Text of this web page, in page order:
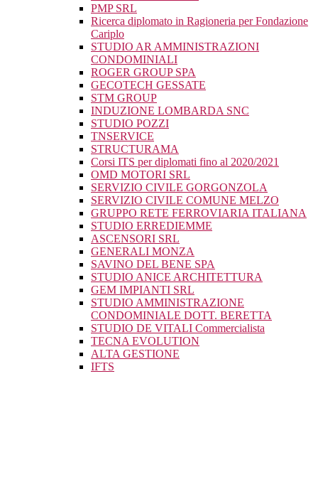
PMP SRL
Ricerca diplomato in Ragioneria per Fondazione
Cariplo
STUDIO AR AMMINISTRAZIONI
CONDOMINIALI
ROGER GROUP SPA
GECOTECH GESSATE
STM GROUP
INDUZIONE LOMBARDA SNC
STUDIO POZZI
TNSERVICE
STRUCTURAMA
Corsi ITS per diplomati fino al 2020/2021
OMD MOTORI SRL
SERVIZIO CIVILE GORGONZOLA
SERVIZIO CIVILE COMUNE MELZO
GRUPPO RETE FERROVIARIA ITALIANA
STUDIO ERREDIEMME
ASCENSORI SRL
GENERALI MONZA
SAVINO DEL BENE SPA
STUDIO ANICE ARCHITETTURA
GEM IMPIANTI SRL
STUDIO AMMINISTRAZIONE
CONDOMINIALE DOTT. BERETTA
STUDIO DE VITALI Commercialista
TECNA EVOLUTION
ALTA GESTIONE
IFTS